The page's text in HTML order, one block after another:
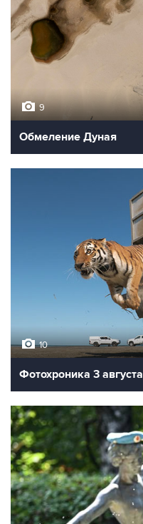
9
Обмеление Дуная
10
Фотохроника 3 августа